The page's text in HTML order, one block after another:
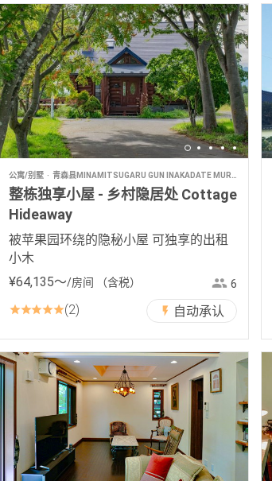
公寓/别墅 青森县MINAMITSUGARU GUN INAKADATE MURA
整栋独享小屋 - 乡村隐居处 Cottage
Hideaway
被苹果园环绕的隐秘小屋 可独享的出租
小木
¥64,135〜/房间 （含税） 6
2 自动承认